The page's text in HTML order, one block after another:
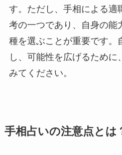
す。ただし、手相による適
考の一つであり、自身の能
種を選ぶことが重要です。
し、可能性を広げるために
みてください。
手相占いの注意点とは